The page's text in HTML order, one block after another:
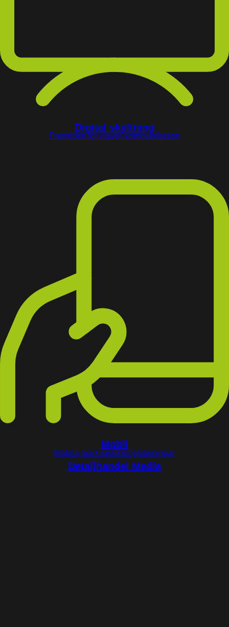
Digital skyltning
Framtiden för visuell kommunikation
Mobil
Mobila marknadsföringslösningar
Detaljhandel Media